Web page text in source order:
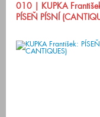
010 | KUPKA
PÍSEŇ PÍSNÍ